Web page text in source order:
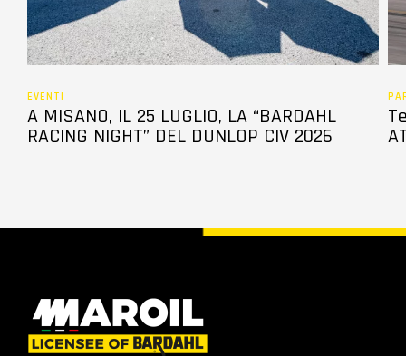
EVENTI
A MISANO, IL 25 LUGLIO, LA “BARDAHL
RACING NIGHT” DEL DUNLOP CIV 2026